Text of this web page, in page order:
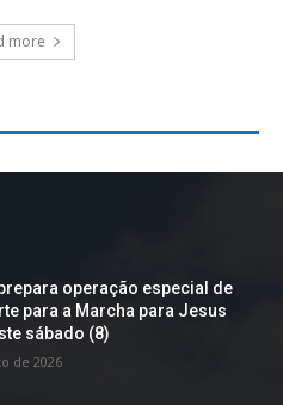
more
operação especial de
para a Marcha para Jesus
sábado (8)
de 2026